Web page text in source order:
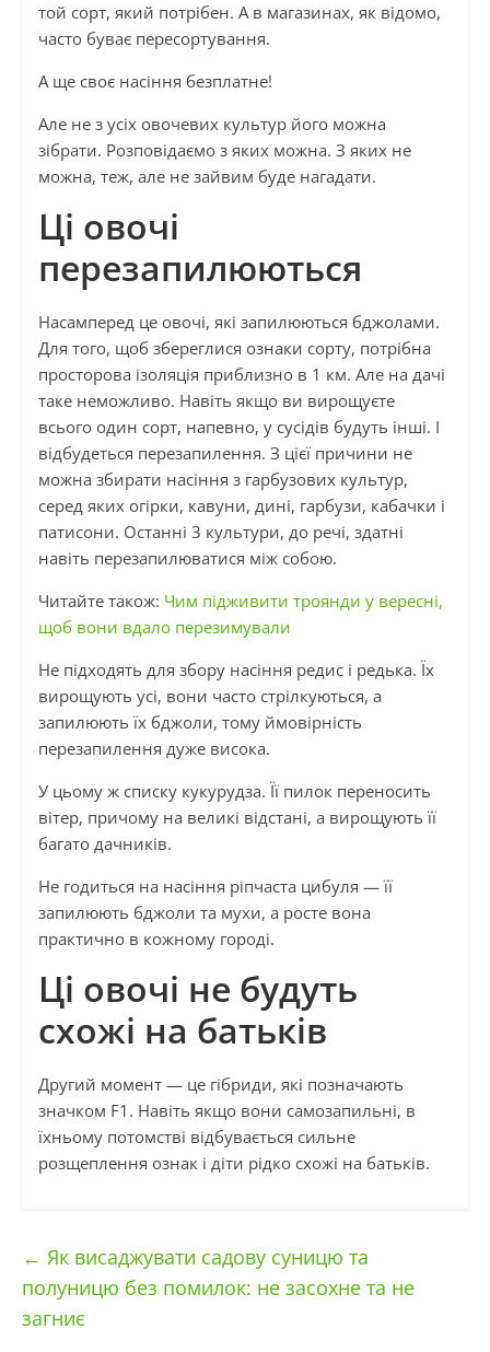
той сорт, який потрібен. А в магазинах, як відомо,
часто буває пересортування.
А ще своє насіння безплатне!
Але не з усіх овочевих культур його можна
зібрати. Розповідаємо з яких можна. З яких не
можна, теж, але не зайвим буде нагадати.
Ці овочі
перезапилюються
Насамперед це овочі, які запилюються бджолами.
Для того, щоб збереглися ознаки сорту, потрібна
просторова ізоляція приблизно в 1 км. Але на дачі
таке неможливо. Навіть якщо ви вирощуєте
всього один сорт, напевно, у сусідів будуть інші. І
відбудеться перезапилення. З цієї причини не
можна збирати насіння з гарбузових культур,
серед яких огірки, кавуни, дині, гарбузи, кабачки і
патисони. Останні 3 культури, до речі, здатні
навіть перезапилюватися між собою.
Читайте також: Чим підживити троянди у вересні,
щоб вони вдало перезимували
Не підходять для збору насіння редис і редька. Їх
вирощують усі, вони часто стрілкуються, а
запилюють їх бджоли, тому ймовірність
перезапилення дуже висока.
У цьому ж списку кукурудза. Її пилок переносить
вітер, причому на великі відстані, а вирощують її
багато дачників.
Не годиться на насіння ріпчаста цибуля — її
запилюють бджоли та мухи, а росте вона
практично в кожному городі.
Ці овочі не будуть
схожі на батьків
Другий момент — це гібриди, які позначають
значком F1. Навіть якщо вони самозапильні, в
їхньому потомстві відбувається сильне
розщеплення ознак і діти рідко схожі на батьків.
← Як висаджувати садову суницю та
полуницю без помилок: не засохне та не
загниє